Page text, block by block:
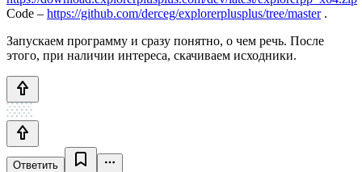
Code – https://github.com/derceg/explorerplusplus/tree/master.
Запускаем программу и сразу понятно, о чем речь. После
этого, при наличии интереса, скачиваем исходники.
Ответить